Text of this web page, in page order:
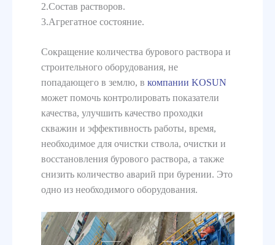
2.Состав растворов.
3.Агрегатное состояние.
Сокращение количества бурового раствора и
строительного оборудования, не
попадающего в землю, в компании KOSUN
может помочь контролировать показатели
качества, улучшить качество проходки
скважин и эффективность работы, время,
необходимое для очистки ствола, очистки и
восстановления бурового раствора, а также
снизить количество аварий при бурении. Это
одно из необходимого оборудования.